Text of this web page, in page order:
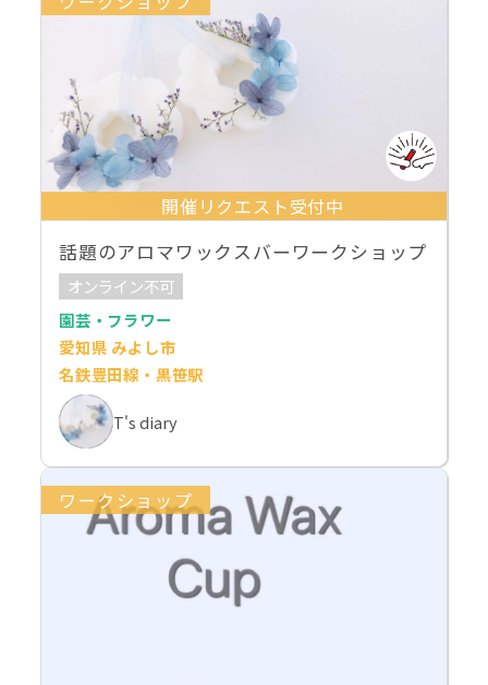
開催リクエスト受付中
話題のアロマワックスバーワークショップ
オンライン不可
園芸・フラワー
愛知県 みよし市
名鉄豊田線・黒笹駅
T's diary
ワークショップ